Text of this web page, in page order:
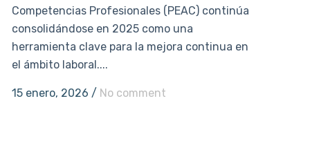
Competencias Profesionales (PEAC) continúa
consolidándose en 2025 como una
herramienta clave para la mejora continua en
el ámbito laboral....
15 enero, 2026 / No comment